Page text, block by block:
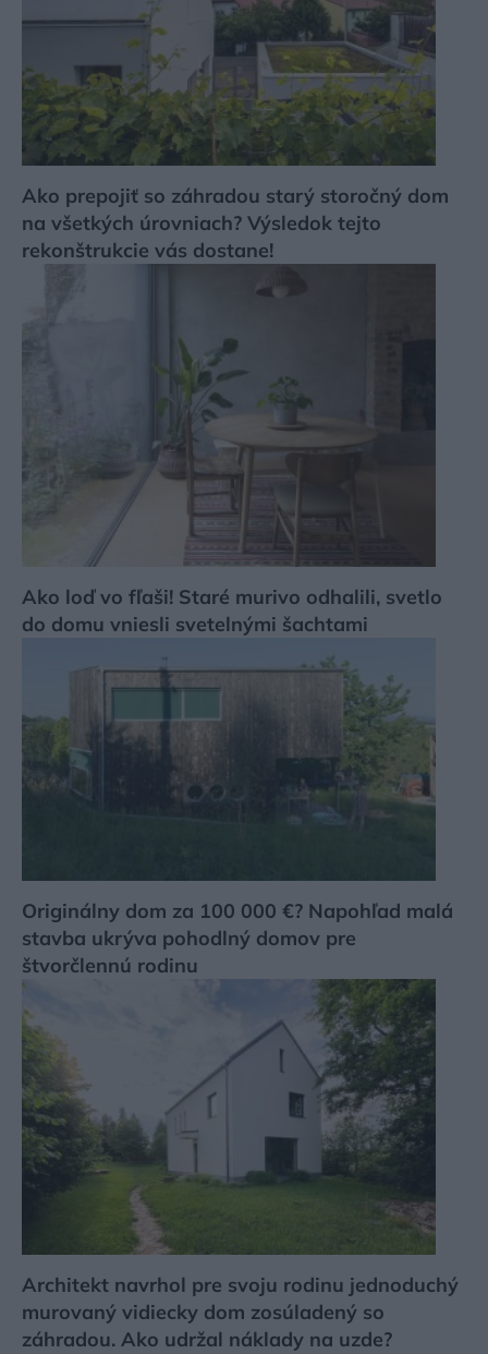
Ako prepojiť so záhradou starý storočný dom
na všetkých úrovniach? Výsledok tejto
rekonštrukcie vás dostane!
Ako loď vo fľaši! Staré murivo odhalili, svetlo
do domu vniesli svetelnými šachtami
Originálny dom za 100 000 €? Napohľad malá
stavba ukrýva pohodlný domov pre
štvorčlennú rodinu
Architekt navrhol pre svoju rodinu jednoduchý
murovaný vidiecky dom zosúladený so
záhradou. Ako udržal náklady na uzde?